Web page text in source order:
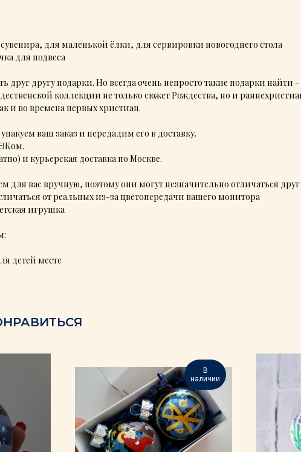
для маленькой ёлки, для сервировки новогоднего стола
для подвеса
друг другу подарки. Но всегда очень непросто такие подарки
коллекции не только сюжет Рождества, но и
и во времена первых христиан.
ваш заказ и передадим его в доставку.
и курьерская доставка по Москве.
вас вручную, поэтому они могут незначительно отличаться друг
от реальных из-за цветопередачи вашего монитора
игрушка
детей месте
В
наличии